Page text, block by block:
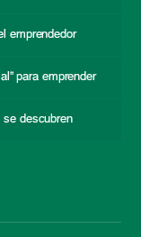
emprendedor
para emprender
se descubren